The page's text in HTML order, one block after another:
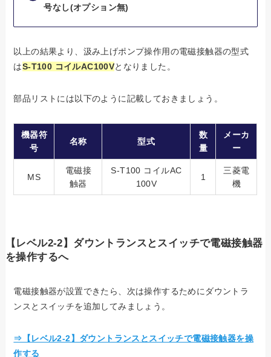
号なし(オプション無)
以上の結果より、汲み上げポンプ操作用の電磁接触器の型式
はS-T100 コイルAC100Vとなりました。
部品リストには以下のように記載しておきましょう。
機器符
号
名称 型式
数
量
メーカ
ー
MS
電磁接
触器
S-T100 コイルAC
100V
1
三菱電
機
【レベル2-2】ダウントランスとスイッチで電磁接触器
を操作するへ
電磁接触器が設置できたら、次は操作するためにダウントラ
ンスとスイッチを追加してみましょう。
⇒【レベル2-2】ダウントランスとスイッチで電磁接触器を操
作する